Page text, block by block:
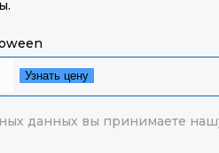
Узнать цену
данных вы принимаете